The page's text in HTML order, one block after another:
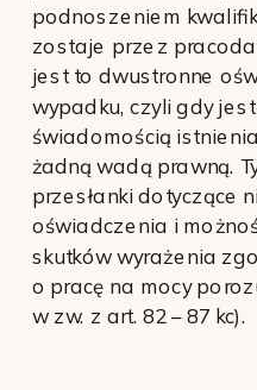
podnoszeniem
zostaje przez
jest to dwustronne
wypadku, czyli gdy
świadomością
żadną wadą prawną.
przesłanki dotyczące
oświadczenia i
skutków wyrażenia
o pracę na mocy
w zw. z art. 82 – 87 kc).